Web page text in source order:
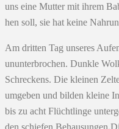
uns eine Mutter mit ihrem
hen soll, sie hat keine
Am dritten Tag unseres
ununterbrochen. Dunkle
Schreckens. Die kleinen
umgeben und bilden kleine
bis zu acht Flüchtlinge
den schiefen